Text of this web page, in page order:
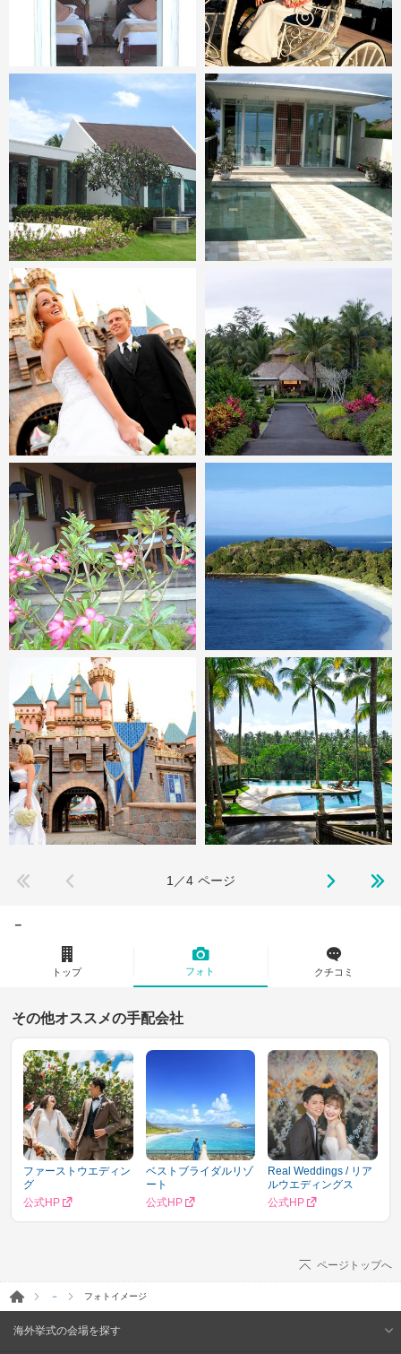
1／4 ページ
－
トップ フォト クチコミ
その他オススメの手配会社
ファーストウエディン
グ
公式HP
ベストブライダルリゾ
ート
公式HP
Real Weddings / リア
ルウエディングス
公式HP
ページトップへ
－ フォトイメージ
海外挙式の会場を探す